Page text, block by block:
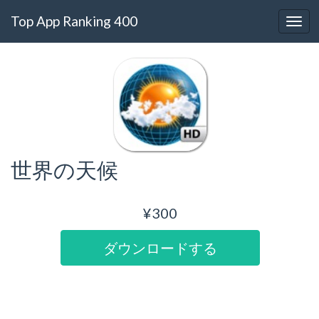
Top App Ranking 400
世界の天候
¥300
ダウンロードする